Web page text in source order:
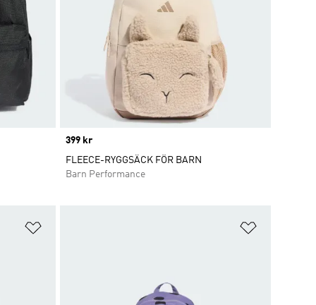
Price
399 kr
FLEECE-RYGGSÄCK FÖR BARN
Barn Performance